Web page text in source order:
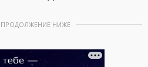
ПРОДОЛЖЕНИЕ НИЖЕ